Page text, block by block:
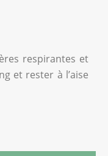
respirantes et
et rester à l’aise